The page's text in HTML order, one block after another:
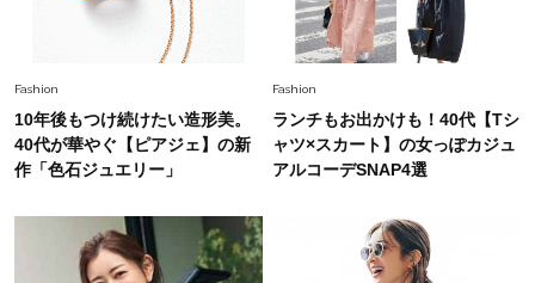
Fashion
白黒でもこんなに華やぐ！40代、夏の「甘めト
ップス×パンツ」コーデ〈3選〉
Fashion 2026.5.29
40代の夏通勤はこれ１着！「きちんと感」も
Fashion 2026.5.29
Fashion
10年後もつけ続けたい造形美。
40代が華やぐ【ピアジェ】の新
作「色石ジュエリー」
Fashion
ランチもお出かけも！40代【Tシ
ャツ×スカート】の女っぽカジュ
アルコーデSNAP4選